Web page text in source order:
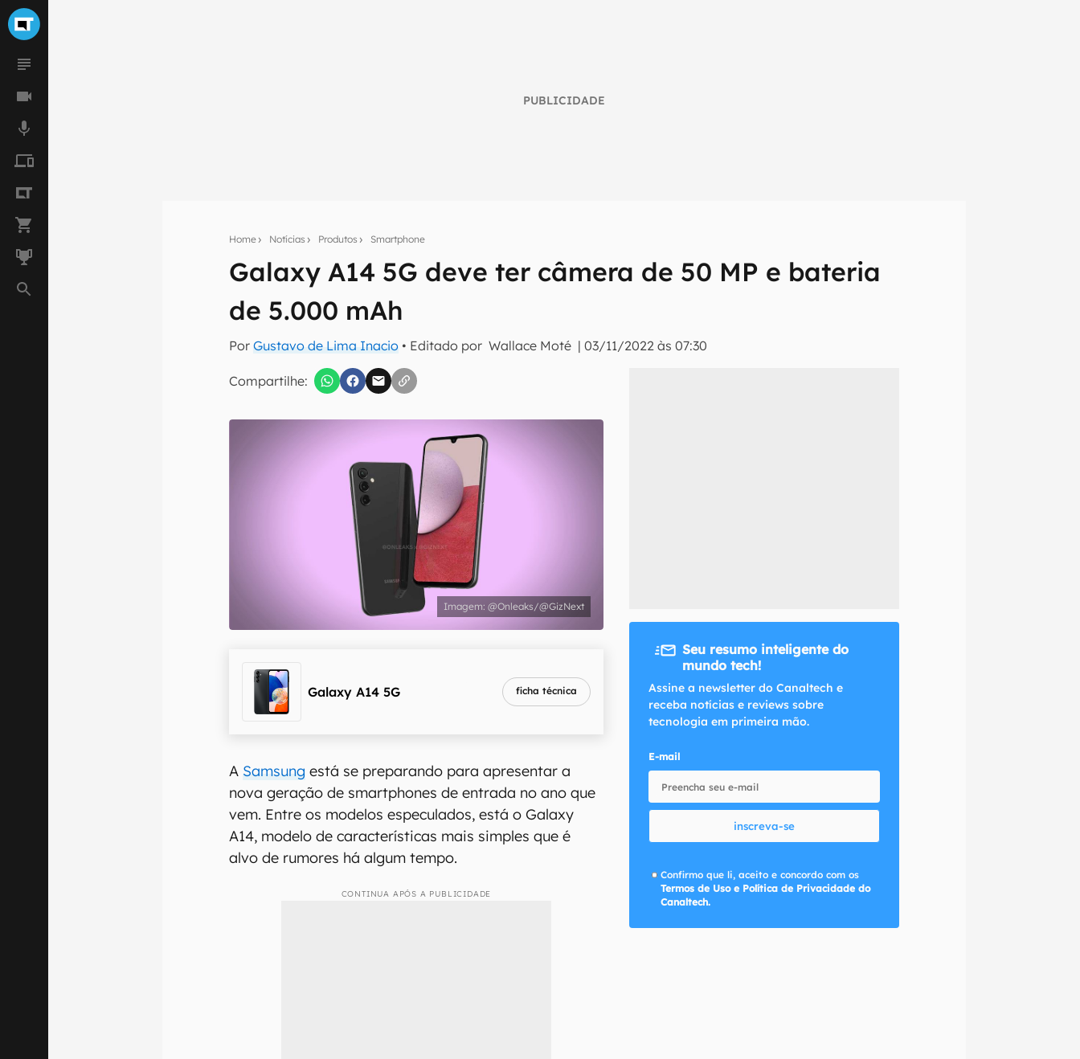
PUBLICIDADE
Home Notícias Produtos Smartphone
Galaxy A14 5G deve ter câmera de 50 MP e bateria
de 5.000 mAh
PorGustavo de Lima Inacio • Editado por Wallace Moté |03/11/2022 às 07:30
Compartilhe:
Seu resumo inteligente do mundo tech!
Assine a newsletter do Canaltech e receba notícias e reviews sobre tecnologia em primeira
Confirmo que li, aceito e concordo com os
@Onleaks/@GizNext
Galaxy A14 5G ficha técnica
A Samsung está se preparando para apresentar a
nova geração de smartphones de entrada no ano que
vem. Entre os modelos especulados, está o Galaxy
A14, modelo de características mais simples que é
alvo de rumores há algum tempo.
CONTINUA APÓS A PUBLICIDADE
Seu resumo inteligente do
mundo tech!
Assine a newsletter do Canaltech e
receba notícias e reviews sobre
tecnologia em primeira mão.
E-mail
inscreva-se
Confirmo que li, aceito e concordo com os
Termos de Uso e Política de Privacidade do
Canaltech.